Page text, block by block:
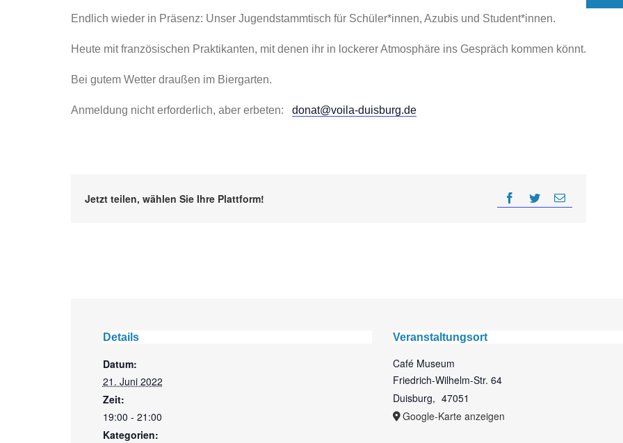
Endlich wieder in Präsenz: Unser Jugendstammtisch für Schüler*innen, Azubis und Student*innen.
Heute mit französischen Praktikanten, mit denen ihr in lockerer Atmosphäre ins Gespräch kommen könnt.
Bei gutem Wetter draußen im Biergarten.
Anmeldung nicht erforderlich, aber erbeten: donat@voila-duisburg.de
Jetzt teilen, wählen Sie Ihre Plattform!
Details
Datum:
21. Juni 2022
Zeit:
19:00 - 21:00
Kategorien:
Veranstaltungsort
Café Museum
Friedrich-Wilhelm-Str. 64
Duisburg, 47051
Google-Karte anzeigen